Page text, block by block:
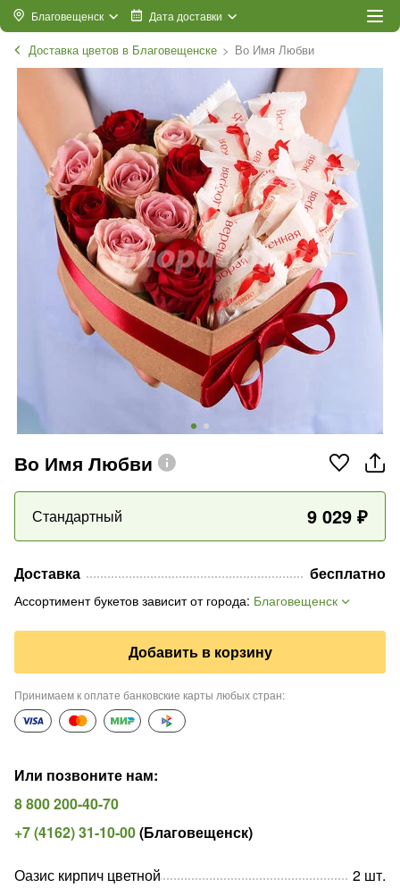
Благовещенск Дата доставки
Доставка цветов в Благовещенске Во Имя Любви
Во Имя Любви
Стандартный 9 029 ₽
Доставка бесплатно
Ассортимент букетов зависит от города: Благовещенск
Добавить в корзину
Принимаем к оплате банковские карты любых стран:
Или позвоните нам:
8 800 200-40-70
+7 (4162) 31-10-00(Благовещенск)
Оазис кирпич цветной 2 шт.